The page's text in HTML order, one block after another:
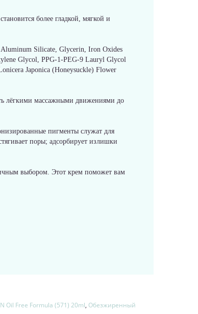
более гладкой, мягкой и
Silicate, Glycerin, Iron Oxides
Glycol, PPG-1-PEG-9 Lauryl Glycol
Japonica (Honeysuckle) Flower
лёгкими массажными движениями до
пигменты служат для
поры; адсорбирует излишки
выбором. Этот крем поможет вам
Oil Free Formula (571) 20ml, Обезжиренный